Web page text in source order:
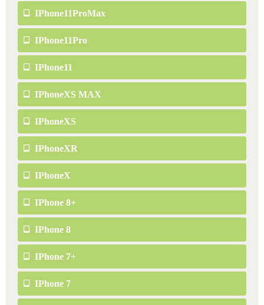
IPhone11ProMax
IPhone11Pro
IPhone11
IPhoneXS MAX
IPhoneXS
IPhoneXR
IPhoneX
IPhone 8+
IPhone 8
IPhone 7+
IPhone 7